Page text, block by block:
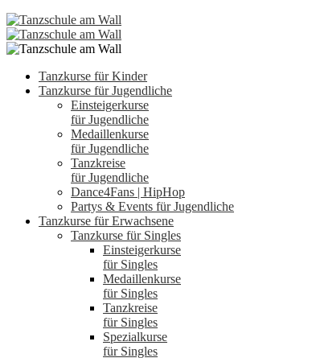
Tanzkurse für Kinder
Tanzkurse für Jugendliche
Einsteigerkurse
für Jugendliche
Medaillenkurse
für Jugendliche
Tanzkreise
für Jugendliche
Dance4Fans | HipHop
Partys & Events für Jugendliche
Tanzkurse für Erwachsene
Tanzkurse für Singles
Einsteigerkurse
für Singles
Medaillenkurse
für Singles
Tanzkreise
für Singles
Spezialkurse
für Singles